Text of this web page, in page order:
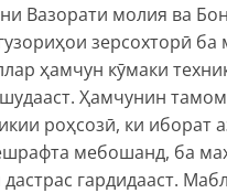
Вазорати молия ва
зерсохторӣ ба
ҳамчун кӯмаки
Ҳамчунин
роҳсозӣ, ки иборат
мебошанд, ба
гардидааст.